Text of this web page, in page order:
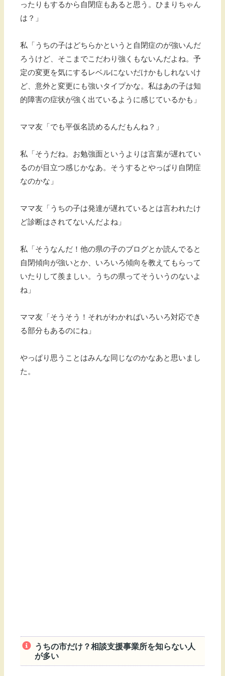
ったりもするから自閉症もあると思う。ひまりちゃん
は？」
私「うちの子はどちらかというと自閉症のが強いんだ
ろうけど、そこまでこだわり強くもないんだよね。予
定の変更を気にするレベルにないだけかもしれないけ
ど、意外と変更にも強いタイプかな。私はあの子は知
的障害の症状が強く出ているように感じているかも」
ママ友「でも平仮名読めるんだもんね？」
私「そうだね。お勉強面というよりは言葉が遅れてい
るのが目立つ感じかなあ。そうするとやっぱり自閉症
なのかな」
ママ友「うちの子は発達が遅れているとは言われたけ
ど診断はされてないんだよね」
私「そうなんだ！他の県の子のブログとか読んでると
自閉傾向が強いとか、いろいろ傾向を教えてもらって
いたりして羨ましい。うちの県ってそういうのないよ
ね」
ママ友「そうそう！それがわかればいろいろ対応でき
る部分もあるのにね」
やっぱり思うことはみんな同じなのかなあと思いまし
た。
うちの市だけ？相談支援事業所を知らない人
が多い